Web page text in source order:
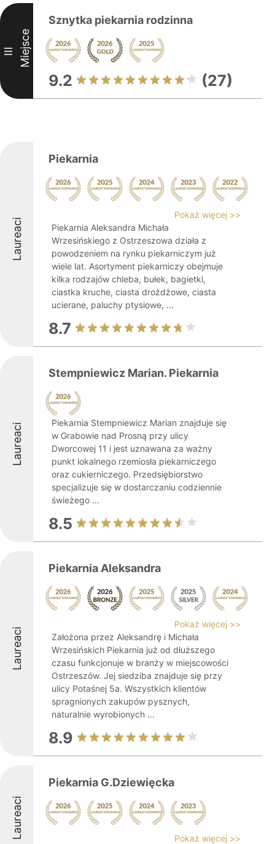
III Miejsce
Sznytka piekarnia rodzinna
9.2 (27)
Laureaci
Piekarnia
Pokaż więcej >>
Piekarnia Aleksandra Michała
Wrzesińskiego z Ostrzeszowa działa z
powodzeniem na rynku piekarniczym już
wiele lat. Asortyment piekarniczy obejmuje
kilka rodzajów chleba, bułek, bagietki,
ciastka kruche, ciasta drożdżowe, ciasta
ucierane, paluchy ptysiowe, ...
8.7
Laureaci
Stempniewicz Marian. Piekarnia
Piekarnia Stempniewicz Marian znajduje się
w Grabowie nad Prosną przy ulicy
Dworcowej 11 i jest uznawana za ważny
punkt lokalnego rzemiosła piekarniczego
oraz cukierniczego. Przedsiębiorstwo
specjalizuje się w dostarczaniu codziennie
świeżego ...
8.5
Laureaci
Piekarnia Aleksandra
Pokaż więcej >>
Założona przez Aleksandrę i Michała
Wrzesińskich Piekarnia już od dłuższego
czasu funkcjonuje w branży w miejscowości
Ostrzeszów. Jej siedziba znajduje się przy
ulicy Potaśnej 5a. Wszystkich klientów
spragnionych zakupów pysznych,
naturalnie wyrobionych ...
8.9
Laureaci
Piekarnia G.Dziewięcka
Pokaż więcej >>